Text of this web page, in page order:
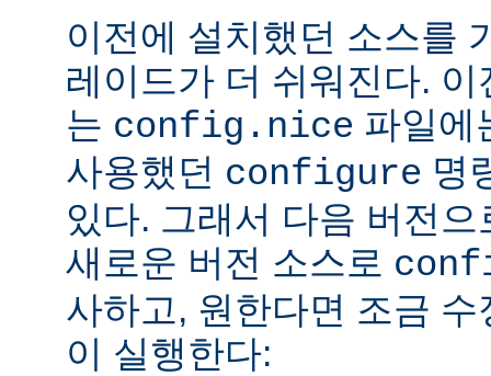
이전에 설치했던 소스를
레이드가 더 쉬워진다.
는 config.nice 파일에
사용했던 configure 명
있다. 그래서 다음 버전
새로운 버전 소스로
사하고, 원한다면 조금
이 실행한다: